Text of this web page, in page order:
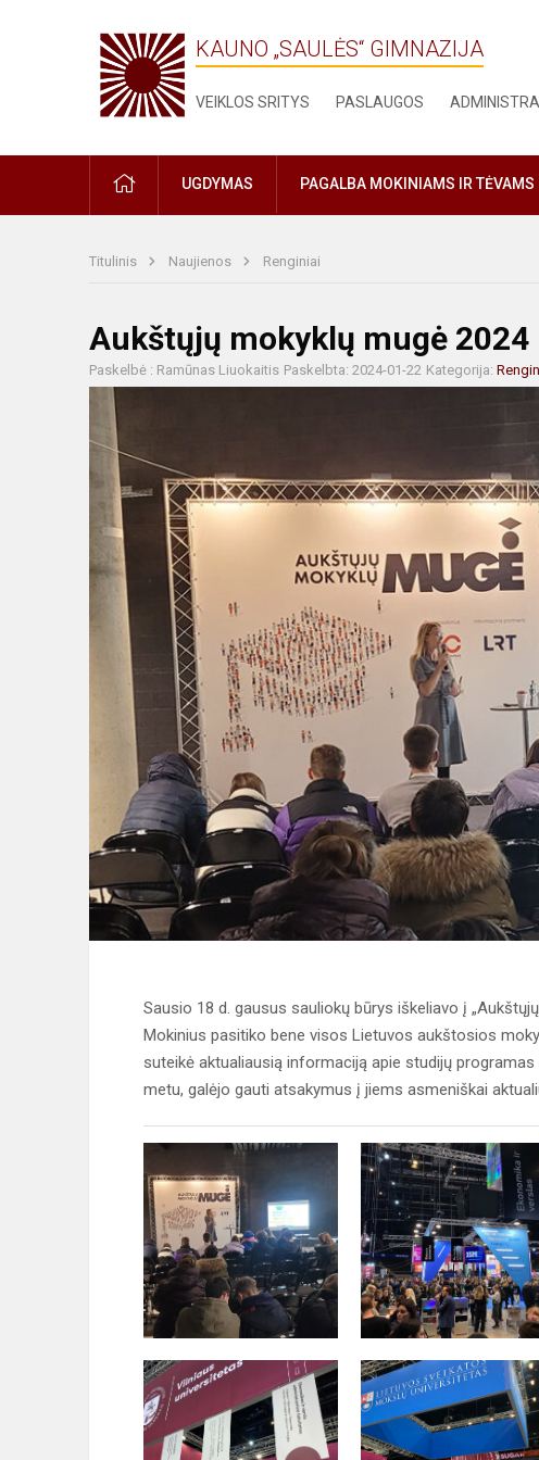
KAUNO „SAULĖS“ GIMNAZIJA
VEIKLOS SRITYS PASLAUGOS
PRADŽIAUGDYMAS PAGALBA MOKINIAMS IR TĖVAMS
Titulinis Naujienos Renginiai
Aukštųjų mokyklų mugė 2024
Paskelbė : Ramūnas Liuokaitis Paskelbta: 2024-01-22 Kategorija:
Sausio 18 d. gausus sauliokų būrys iškeliavo į
Mokinius pasitiko bene visos Lietuvos aukštosios
suteikė aktualiausią informaciją apie studijų
metu, galėjo gauti atsakymus į jiems asmeniškai